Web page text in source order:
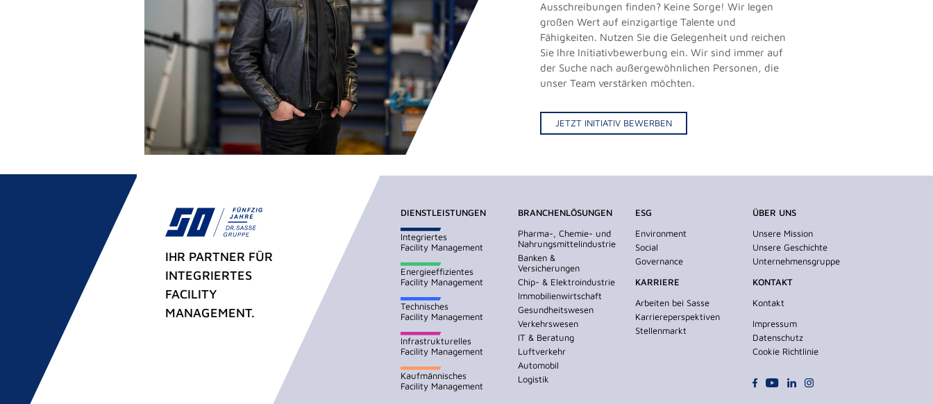
Ausschreibungen finden? Keine Sorge! Wir legen
großen Wert auf einzigartige Talente und
Fähigkeiten. Nutzen Sie die Gelegenheit und reichen
Sie Ihre Initiativbewerbung ein. Wir sind immer auf
der Suche nach außergewöhnlichen Personen, die
unser Team verstärken möchten.
JETZT INITIATIV BEWERBEN
IHR PARTNER FÜR
INTEGRIERTES
FACILITY
MANAGEMENT.
DIENSTLEISTUNGEN
Integriertes
Facility Management
Energieeffizientes
Facility Management
Technisches
Facility Management
Infrastrukturelles
Facility Management
Kaufmännisches
Facility Management
BRANCHENLÖSUNGEN
Pharma-, Chemie- und
Nahrungsmittelindustrie
Banken &
Versicherungen
Chip- & Elektroindustrie
Immobilienwirtschaft
Gesundheitswesen
Verkehrswesen
IT & Beratung
Luftverkehr
Automobil
Logistik
ESG
Environment
Social
Governance
KARRIERE
Arbeiten bei Sasse
Karriereperspektiven
Stellenmarkt
ÜBER UNS
Unsere Mission
Unsere Geschichte
Unternehmensgruppe
KONTAKT
Kontakt
Impressum
Datenschutz
Cookie Richtlinie